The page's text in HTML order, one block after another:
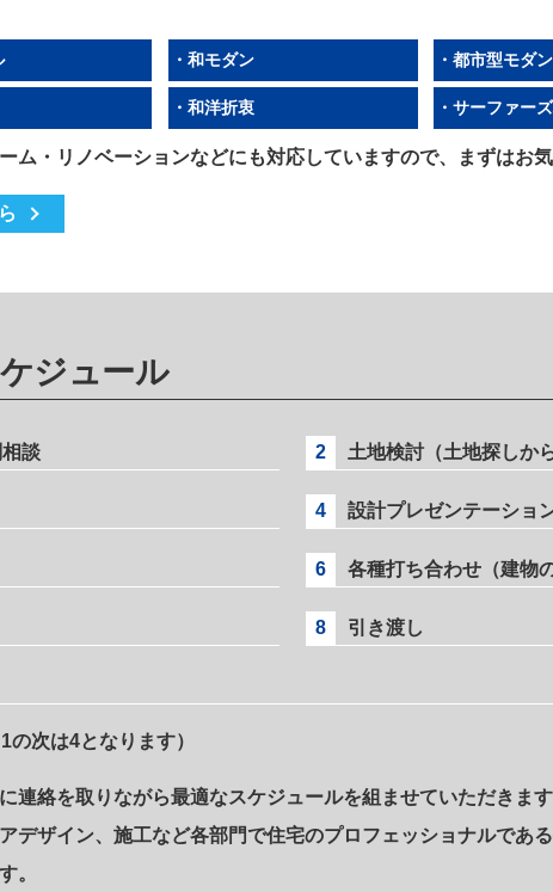
・和モダン ・都市型モダン
・和洋折衷 ・サーファー
ム・リノベーションなどにも対応していますので、まずはお気
ジュール
談 2 土地検討（土地探しか
4 設計プレゼンテーショ
6 各種打ち合わせ（建物
8 引き渡し
の次は4となります）
連絡を取りながら最適なスケジュールを組ませていただきま
デザイン、施工など各部門で住宅のプロフェッショナルであ
。